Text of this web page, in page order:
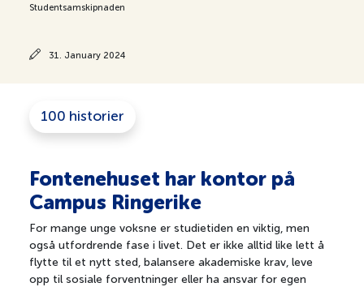
Studentsamskipnaden
31. January 2024
100 historier
Fontenehuset har kontor på
Campus Ringerike
For mange unge voksne er studietiden en viktig, men
også utfordrende fase i livet. Det er ikke alltid like lett å
flytte til et nytt sted, balansere akademiske krav, leve
opp til sosiale forventninger eller ha ansvar for egen